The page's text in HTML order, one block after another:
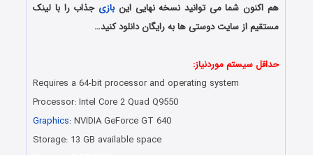
هم اکنون شما می توانید نسخه نهایی این بازی جذاب را با لینک
مستقیم از سایت دوستی ها به رایگان دانلود کنید…
حداقل سیستم موردنیاز:
Requires a 64-bit processor and operating system
Processor: Intel Core 2 Quad Q9550
Graphics: NVIDIA GeForce GT 640
Storage: 13 GB available space